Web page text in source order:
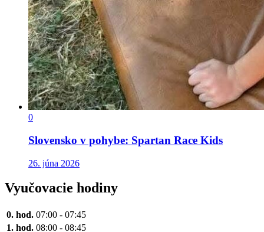
0
Slovensko v pohybe: Spartan Race Kids
26. júna 2026
Vyučovacie hodiny
0. hod. 07:00 - 07:45
1. hod. 08:00 - 08:45